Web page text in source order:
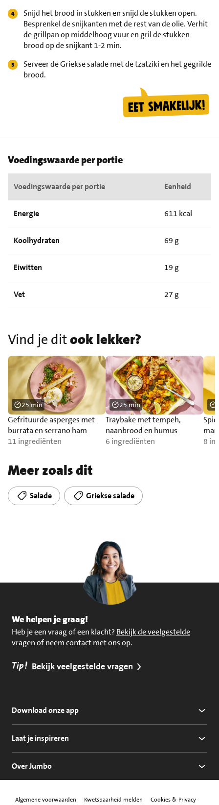
Snijd het brood in stukken en snijd de stukken open.
Besprenkel de snijkanten met de rest van de olie. Verhit
de grillpan op middelhoog vuur en gril de stukken
brood op de snijkant 1-2 min.
Serveer de Griekse salade met de tzatziki en het gegrilde
brood.
Voedingswaarde per portie
Voedingswaarde per portie Eenheid
Energie 611 kcal
Koolhydraten 69 g
Eiwitten 19 g
Vet 27 g
Vind je ditook lekker?
Gefrituurde asperges met
burrata en serrano ham
11 ingrediënten
25 min
Traybake met tempeh,
naanbrood en humus
6 ingrediënten
25 min
8
Meer zoals dit
Salade Griekse salade
We helpen je graag!
Heb je een vraag of een klacht? Bekijk de veelgestelde
vragen of neem contact met ons op.
Tip! Bekijk veelgestelde vragen
Download onze app
Laat je inspireren
Over Jumbo
Algemene voorwaarden Kwetsbaarheid melden
Cookies & Privacy